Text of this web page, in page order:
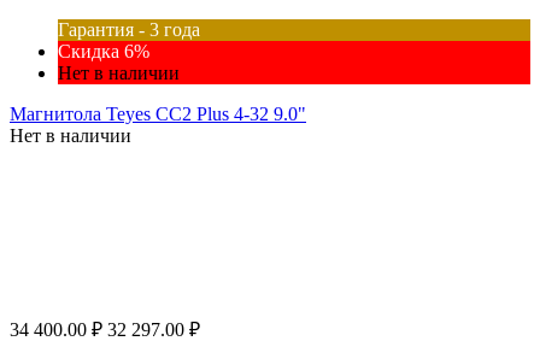
Гарантия - 3 года
Скидка 6%
Нет в наличии
Магнитола Teyes CC2 Plus 4-32 9.0"
Нет в наличии
34 400.00 ₽ 32 297.00 ₽